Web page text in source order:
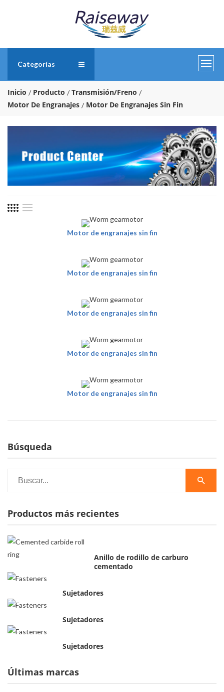
Categorías
Inicio Producto
Transmisión/Freno
Motor De Engranajes
Motor De Engranajes Sin Fin
Búsqueda
Productos más recientes
Anillo de rodillo de carburo
cementado
Sujetadores
Sujetadores
Sujetadores
Últimas marcas
Motor de engranajes sin fin
Motor de engranajes sin fin
Motor de engranajes sin fin
Motor de engranajes sin fin
Motor de engranajes sin fin